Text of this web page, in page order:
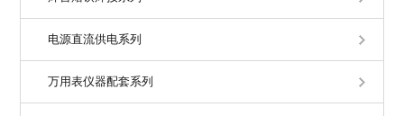
电源直流供电系列
万用表仪器配套系列